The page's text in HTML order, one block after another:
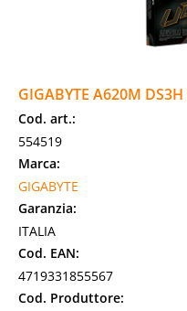
GIGABYTE A620M
Cod. art.:
554519
Marca:
GIGABYTE
Garanzia:
ITALIA
Cod. EAN:
4719331855567
Cod. Produttore: